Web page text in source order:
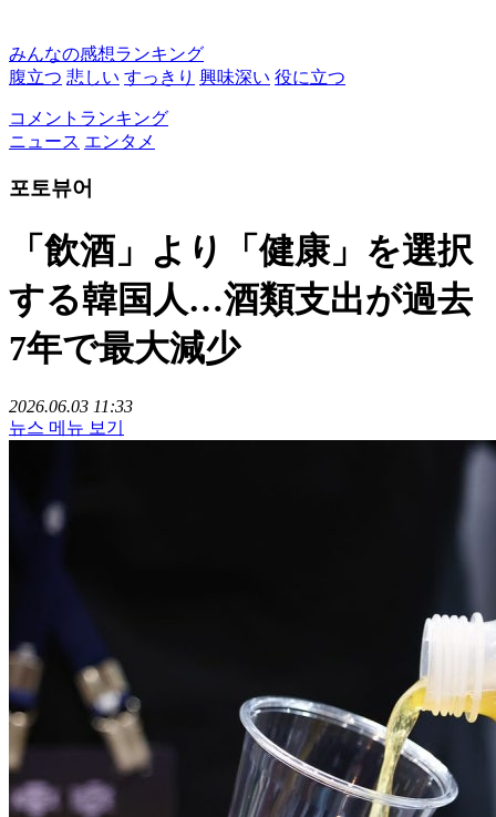
みんなの感想ランキング
腹立つ 悲しい すっきり 興味深い 役に立つ
コメントランキング
ニュース エンタメ
포토뷰어
「飲酒」より「健康」を選択
する韓国人…酒類支出が過去
7年で最大減少
2026.06.03 11:33
뉴스 메뉴 보기